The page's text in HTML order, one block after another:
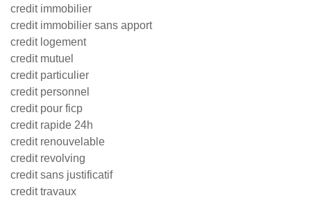
credit immobilier
credit immobilier sans apport
credit logement
credit mutuel
credit particulier
credit personnel
credit pour ficp
credit rapide 24h
credit renouvelable
credit revolving
credit sans justificatif
credit travaux